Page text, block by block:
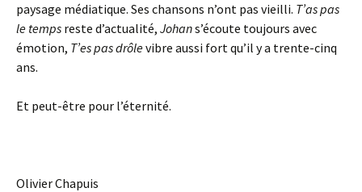
paysage médiatique. Ses chansons n’ont pas vieilli. T’as pas
le temps reste d’actualité, Johans’écoute toujours avec
émotion, T’es pas drôlevibre aussi fort qu’il y a trente-cinq
ans.
Et peut-être pour l’éternité.
Olivier Chapuis